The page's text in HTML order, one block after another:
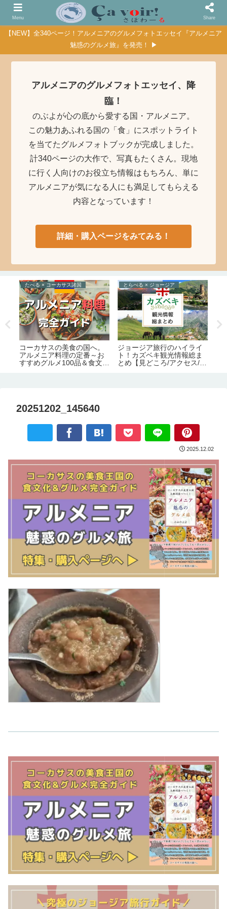
【NEW】全340ページ！アルメニアのグルメフォトエッセイ『アルメニア
魅惑のグルメ旅』を発売！ ▶
アルメニアのグルメフォトエッセイ、降
臨！
のぶよが心の底から愛する国・アルメニア。
この魅力あふれる国の「食」にスポットライト
を当てたグルメフォトブックが完成しました。
計340ページの大作で、写真もたくさん。現地
に行く人向けのお役立ち情報はもちろん、単に
アルメニアが気になる人にも満足してもらえる
内容となっています！
詳細・購入ページをみてみる！
たべる × コーカサス諸国
コーカサスの美食の国へ。
アルメニア料理の定番～お
すすめグルメ100品＆食文化
とらべる × ジョージア
ジョージア旅行のハイライ
ト！カズベキ観光情報総ま
とめ【見どころ/アクセス/必
20251202_145640
2025.12.02
Menu Share